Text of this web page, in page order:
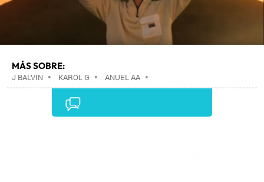
MÁS SOBRE:
J BALVIN • KAROL G • ANUEL AA •